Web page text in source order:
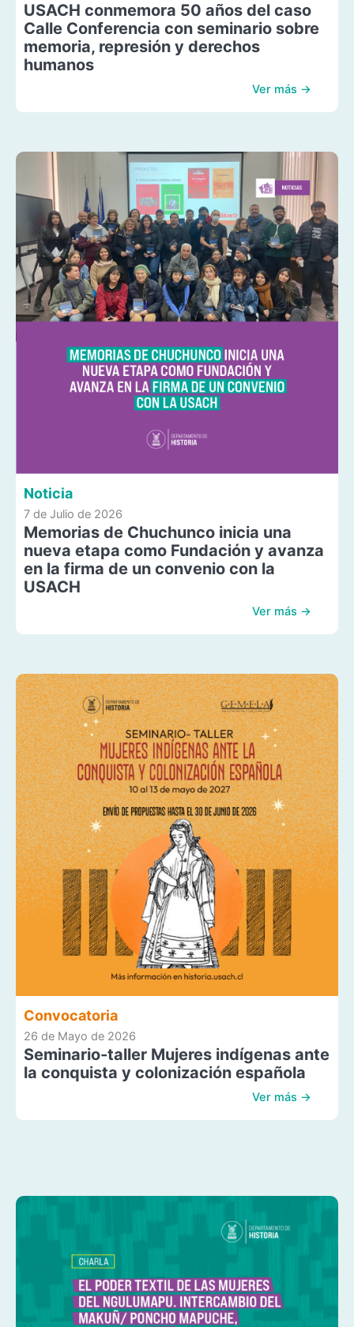
USACH conmemora 50 años del caso
Calle Conferencia con seminario sobre
memoria, represión y derechos
humanos
Ver más →
Noticia
7 de Julio de 2026
Memorias de Chuchunco inicia una
nueva etapa como Fundación y avanza
en la firma de un convenio con la
USACH
Ver más →
Convocatoria
26 de Mayo de 2026
Seminario-taller Mujeres indígenas ante
la conquista y colonización española
Ver más →